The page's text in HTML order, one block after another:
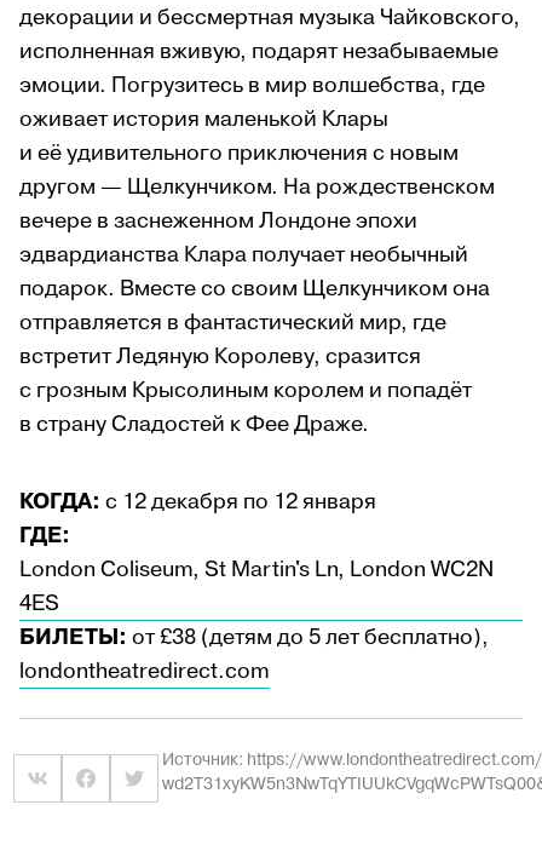
декорации и бессмертная музыка Чайковского,
исполненная вживую, подарят незабываемые
эмоции. Погрузитесь в мир волшебства, где
оживает история маленькой Клары
и её удивительного приключения с новым
другом — Щелкунчиком. На рождественском
вечере в заснеженном Лондоне эпохи
эдвардианства Клара получает необычный
подарок. Вместе со своим Щелкунчиком она
отправляется в фантастический мир, где
встретит Ледяную Королеву, сразится
с грозным Крысолиным королем и попадёт
в страну Сладостей к Фее Драже.
КОГДА: с 12 декабря по 12 января
ГДЕ:
London Coliseum, St Martin's Ln, London WC2N
4ES
БИЛЕТЫ: от £38 (детям до 5 лет бесплатно),
londontheatredirect.com
Источник: https://